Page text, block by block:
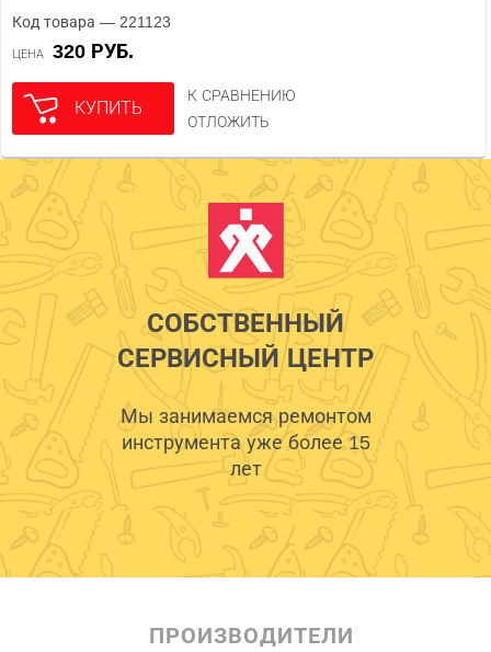
Код товара — 221123
ЦЕНА 320 РУБ.
КУПИТЬ
К СРАВНЕНИЮ
ОТЛОЖИТЬ
СОБСТВЕННЫЙ
СЕРВИСНЫЙ ЦЕНТР
Мы занимаемся ремонтом
инструмента уже более 15
лет
ПРОИЗВОДИТЕЛИ